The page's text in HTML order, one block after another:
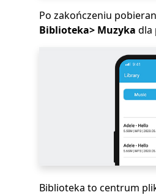
Po zakończeniu
Biblioteka> Muzyka dla
Biblioteka to centrum